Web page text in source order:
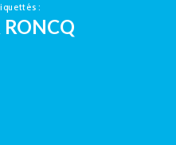
:
RONCQ